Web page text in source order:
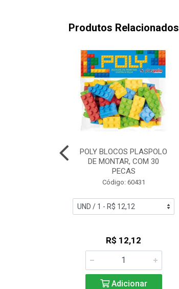
Produtos Relacionados
POLY BLOCOS PLASPOLO
DE MONTAR, COM 30
PECAS
Código: 60431
R$ 12,12
Adicionar